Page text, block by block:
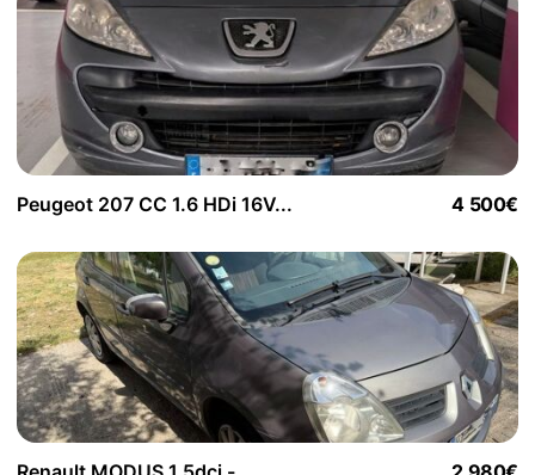
Peugeot 207 CC 1.6 HDi 16V... 4 500€